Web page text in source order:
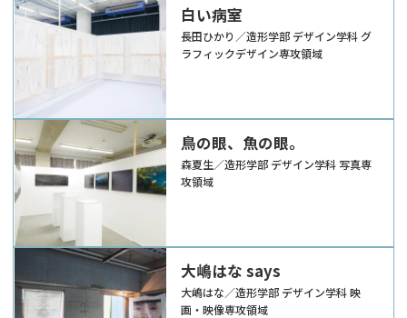
白い病室
長田ひかり／造形学部 デザイン学科 グ
ラフィックデザイン専攻領域
鳥の眼、魚の眼。
森夏生／造形学部 デザイン学科 写真専
攻領域
大嶋はな says
大嶋はな／造形学部 デザイン学科 映
画・映像専攻領域